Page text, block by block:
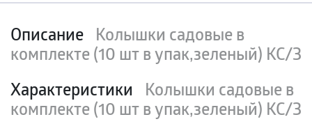
Описание Колышки садовые в
комплекте (10 шт в упак,зеленый) КС/З
Характеристики
Колышки садовые в
комплекте (10 шт в упак,зеленый) КС/З